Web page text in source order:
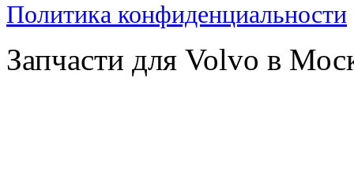
Политика конфиденциальности
Запчасти для Volvo в